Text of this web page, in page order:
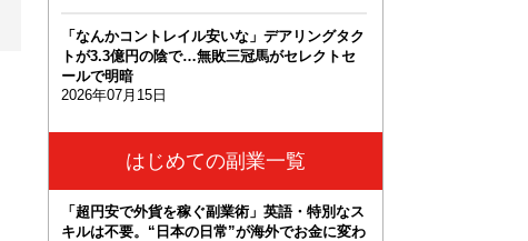
「なんかコントレイル安いな」デアリングタク
トが3.3億円の陰で…無敗三冠馬がセレクトセ
ールで明暗
2026年07月15日
はじめての副業一覧
「超円安で外貨を稼ぐ副業術」英語・特別なス
キルは不要。“日本の日常”が海外でお金に変わ